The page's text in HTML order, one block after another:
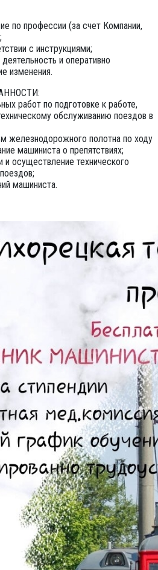
по профессии (за счет Компании,
с инструкциями;
и оперативно
изменения.
работ по подготовке к работе,
обслуживанию поездов в
железнодорожного полотна по ходу
машиниста о препятствиях;
и осуществление технического
машиниста.